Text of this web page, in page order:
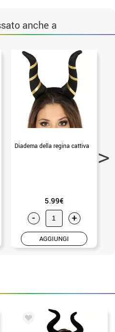
anche a
Diadema della regina cattiva
5.99€
- +
AGGIUNGI